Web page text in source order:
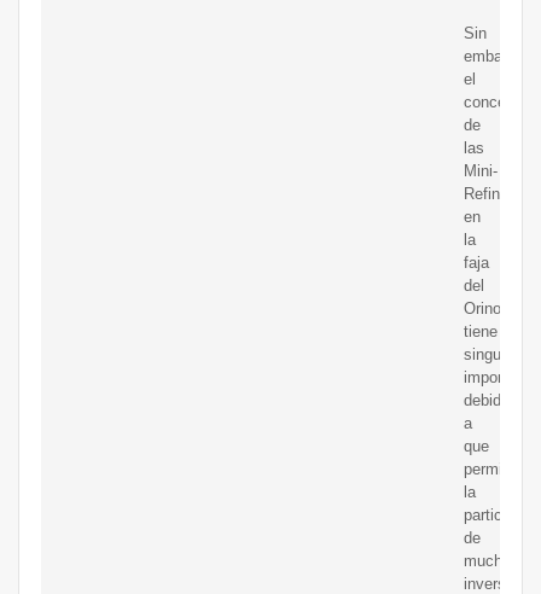
Sin
embargo,
el
concepto
de
las
Mini-
Refinerías
en
la
faja
del
Orinoco
tiene
singular
debido
a
que
permitiría
la
de
muchos